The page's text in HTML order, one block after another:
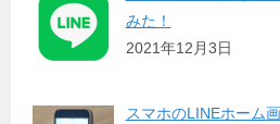
みた！
2021年12月3日
スマホのLINEホーム